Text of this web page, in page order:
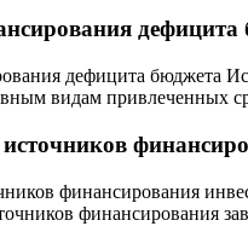
дефицита
дефицита бюджета
видам привлеченных
финансирования
финансирования